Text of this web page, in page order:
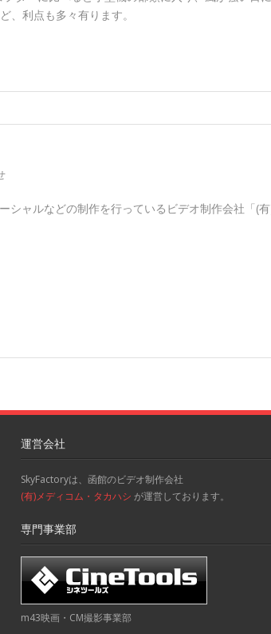
利点も多々有ります。
シャルなどの制作を行っているビデオ制作会社「(有
運営会社
SkyFactoryは、函館のビデオ制作会社
(有)メディコム・タカハシ が運営しております。
専門事業部
m43映画・CM撮影事業部